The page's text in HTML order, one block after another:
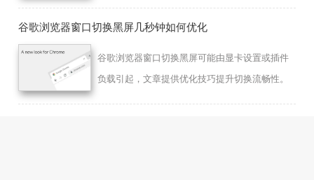
谷歌浏览器窗口切换黑屏几秒钟如何优化
谷歌浏览器窗口切换黑屏可能由显卡设置或插件
负载引起，文章提供优化技巧提升切换流畅性。